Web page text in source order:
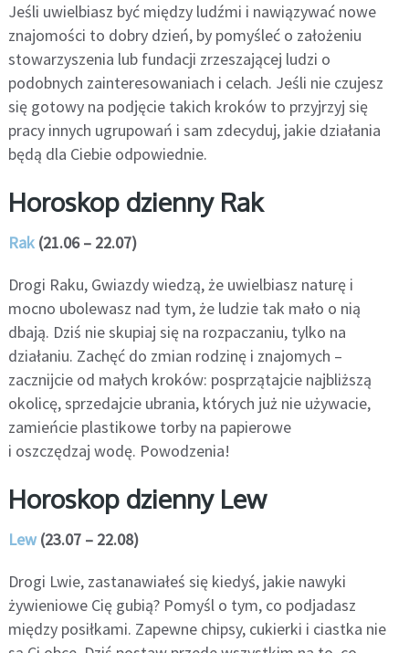
Jeśli uwielbiasz być między ludźmi i nawiązywać nowe
znajomości to dobry dzień, by pomyśleć o założeniu
stowarzyszenia lub fundacji zrzeszającej ludzi o
podobnych zainteresowaniach i celach. Jeśli nie czujesz
się gotowy na podjęcie takich kroków to przyjrzyj się
pracy innych ugrupowań i sam zdecyduj, jakie działania
będą dla Ciebie odpowiednie.
Horoskop dzienny Rak
Rak(21.06 – 22.07)
Drogi Raku, Gwiazdy wiedzą, że uwielbiasz naturę i
mocno ubolewasz nad tym, że ludzie tak mało o nią
dbają. Dziś nie skupiaj się na rozpaczaniu, tylko na
działaniu. Zachęć do zmian rodzinę i znajomych –
zacznijcie od małych kroków: posprzątajcie najbliższą
okolicę, sprzedajcie ubrania, których już nie używacie,
zamieńcie plastikowe torby na papierowe
i oszczędzaj wodę. Powodzenia!
Horoskop dzienny Lew
Lew(23.07 – 22.08)
Drogi Lwie, zastanawiałeś się kiedyś, jakie nawyki
żywieniowe Cię gubią? Pomyśl o tym, co podjadasz
między posiłkami. Zapewne chipsy, cukierki i ciastka nie